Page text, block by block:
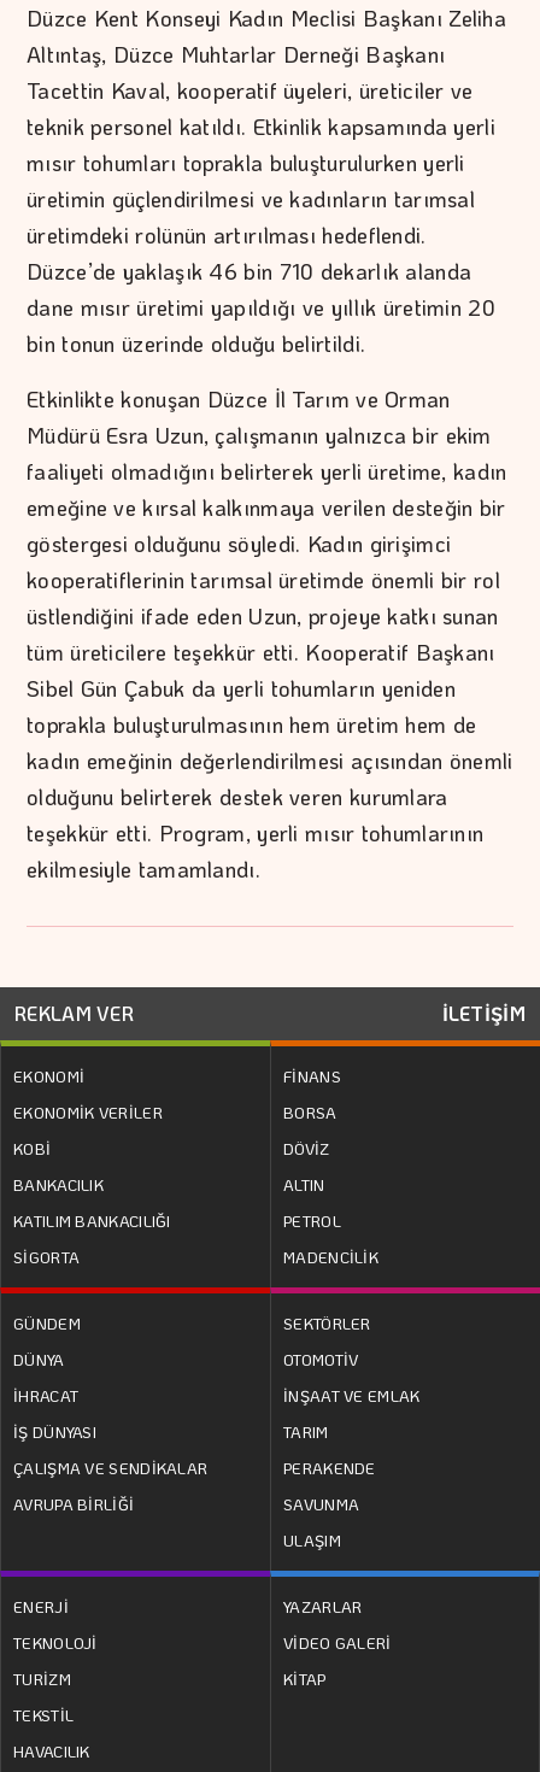
Düzce Kent Konseyi Kadın Meclisi Başkanı Zeliha
Altıntaş, Düzce Muhtarlar Derneği Başkanı
Tacettin Kaval, kooperatif üyeleri, üreticiler ve
teknik personel katıldı. Etkinlik kapsamında yerli
mısır tohumları toprakla buluşturulurken yerli
üretimin güçlendirilmesi ve kadınların tarımsal
üretimdeki rolünün artırılması hedeflendi.
Düzce’de yaklaşık 46 bin 710 dekarlık alanda
dane mısır üretimi yapıldığı ve yıllık üretimin 20
bin tonun üzerinde olduğu belirtildi.
Etkinlikte konuşan Düzce İl Tarım ve Orman
Müdürü Esra Uzun, çalışmanın yalnızca bir ekim
faaliyeti olmadığını belirterek yerli üretime, kadın
emeğine ve kırsal kalkınmaya verilen desteğin bir
göstergesi olduğunu söyledi. Kadın girişimci
kooperatiflerinin tarımsal üretimde önemli bir rol
üstlendiğini ifade eden Uzun, projeye katkı sunan
tüm üreticilere teşekkür etti. Kooperatif Başkanı
Sibel Gün Çabuk da yerli tohumların yeniden
toprakla buluşturulmasının hem üretim hem de
kadın emeğinin değerlendirilmesi açısından önemli
olduğunu belirterek destek veren kurumlara
teşekkür etti. Program, yerli mısır tohumlarının
ekilmesiyle tamamlandı.
REKLAM VER İLETİŞİM
EKONOMİ
EKONOMİK VERİLER
KOBİ
BANKACILIK
KATILIM BANKACILIĞI
SİGORTA
FİNANS
BORSA
DÖVİZ
ALTIN
PETROL
MADENCİLİK
GÜNDEM
DÜNYA
İHRACAT
İŞ DÜNYASI
ÇALIŞMA VE SENDİKALAR
AVRUPA BİRLİĞİ
SEKTÖRLER
OTOMOTİV
İNŞAAT VE EMLAK
TARIM
PERAKENDE
SAVUNMA
ULAŞIM
ENERJİ
TEKNOLOJİ
TURİZM
TEKSTİL
HAVACILIK
YAZARLAR
VİDEO GALERİ
KİTAP